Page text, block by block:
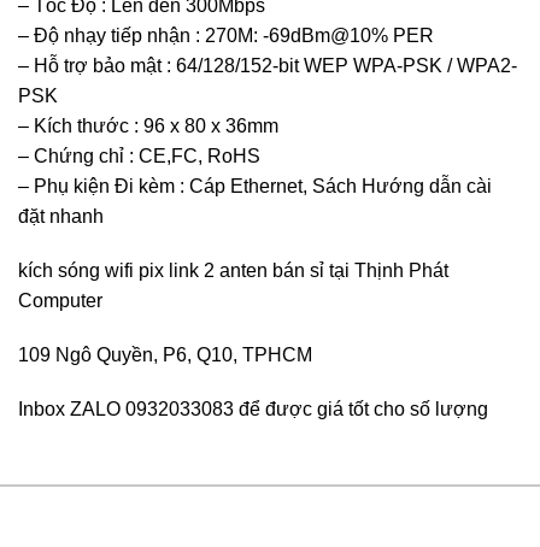
– Tốc Độ : Lên đến 300Mbps
– Độ nhạy tiếp nhận : 270M: -69dBm@10% PER
– Hỗ trợ bảo mật : 64/128/152-bit WEP WPA-PSK / WPA2-
PSK
– Kích thước : 96 x 80 x 36mm
– Chứng chỉ : CE,FC, RoHS
– Phụ kiện Đi kèm : Cáp Ethernet, Sách Hướng dẫn cài
đặt nhanh
kích sóng wifi pix link 2 anten bán sỉ tại Thịnh Phát
Computer
109 Ngô Quyền, P6, Q10, TPHCM
Inbox ZALO 0932033083 để được giá tốt cho số lượng